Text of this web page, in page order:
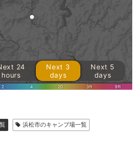
浜松市のキャンプ場一覧